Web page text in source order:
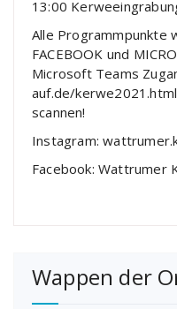
13:00
Alle Programmpunkte
FACEBOOK und
Microsoft Teams
auf.de/
scannen!
Instagram:
Facebook: Wattrumer
Wappen der